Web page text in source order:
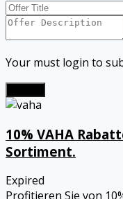
Your must login to
10% VAHA
Sortiment.
Expired
Profitieren Sie von